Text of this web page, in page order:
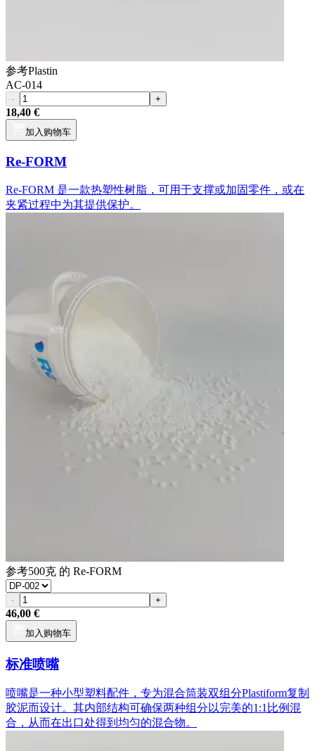
参考Plastin
AC-014
- +
18,40 €
加入购物车
Re-FORM
Re-FORM 是一款热塑性树脂，可用于支撑或加固零件，或在
夹紧过程中为其提供保护。
参考500克 的 Re-FORM
- +
46,00 €
加入购物车
标准喷嘴
喷嘴是一种小型塑料配件，专为混合筒装双组分Plastiform复制
胶泥而设计。其内部结构可确保两种组分以完美的1:1比例混
合，从而在出口处得到均匀的混合物。